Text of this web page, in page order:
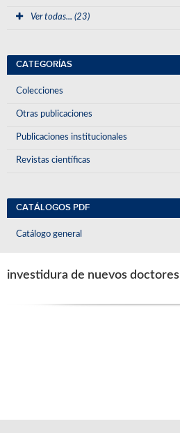
Ver todas... (23)
CATEGORÍAS
Colecciones
Otras publicaciones
Publicaciones institucionales
Revistas científicas
CATÁLOGOS PDF
Catálogo general
investidura de nuevos doctores